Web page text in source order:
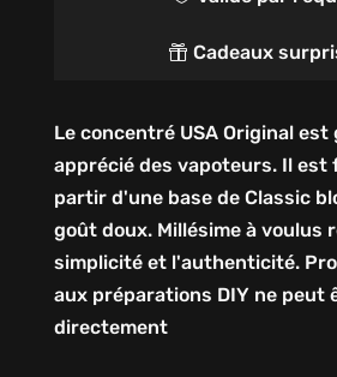
 Cadeaux
Le concentré USA Original
apprécié des vapoteurs. Il est
partir d'une base de Classic
goût doux. Millésime à voulus
simplicité et l'authenticité.
aux préparations DIY ne peut
directement